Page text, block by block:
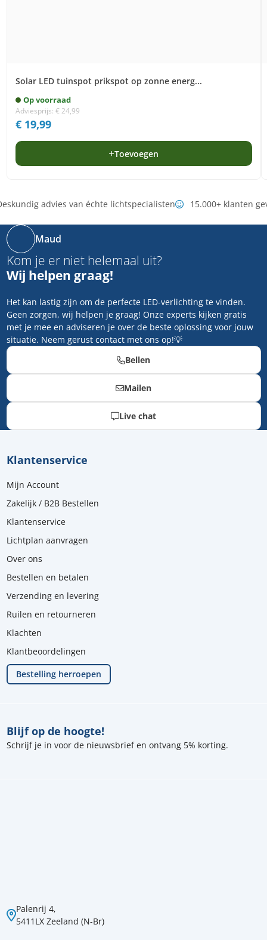
Solar LED tuinspot prikspot op zonne energ...
Op voorraad
Adviesprijs: €24,99
€19,99
Toevoegen
advies van échte lichtspecialisten 15.000+ klanten
Maud
Kom je er niet helemaal uit?
Wij helpen graag!
Het kan lastig zijn om de perfecte LED-verlichting te vinden.
Geen zorgen, wij helpen je graag! Onze experts kijken gratis
met je mee en adviseren je over de beste oplossing voor jouw
situatie. Neem gerust contact met ons op!💡
Bellen
Mailen
Live chat
Palenrij 4,
5411LX Zeeland (N-Br)
Blijf op de hoogte!
Schrijf je in voor de nieuwsbrief en ontvang 5% korting.
Klantenservice
Mijn Account
Zakelijk / B2B Bestellen
Klantenservice
Lichtplan aanvragen
Over ons
Bestellen en betalen
Verzending en levering
Ruilen en retourneren
Klachten
Klantbeoordelingen
Bestelling herroepen